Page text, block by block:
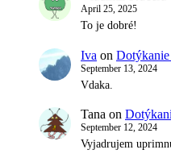
April 25, 2025
To je dobré!
Iva on Dotýkanie
September 13, 2024
Vdaka.
Tana on
September 12, 2024
Vyjadrujem